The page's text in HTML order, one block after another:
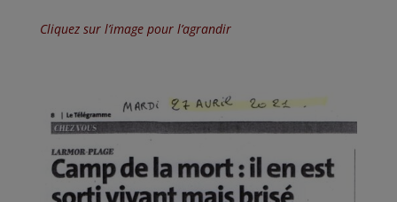
Cliquez sur l’image pour l’agrandir